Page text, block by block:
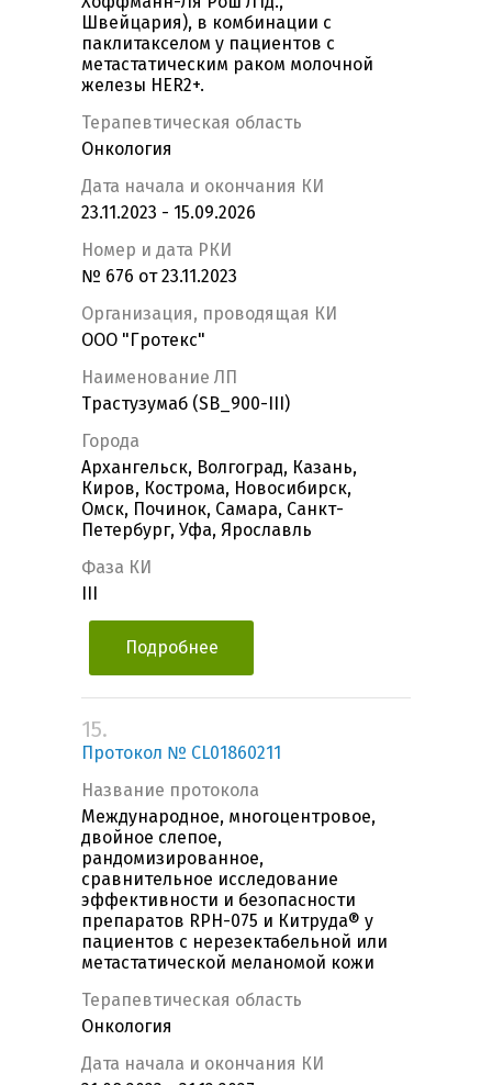
Швейцария), в комбинации с
паклитакселом у пациентов с
метастатическим раком молочной
железы HER2+.
Терапевтическая область
Онкология
Дата начала и окончания КИ
23.11.2023 - 15.09.2026
Номер и дата РКИ
№ 676 от 23.11.2023
Организация, проводящая КИ
ООО "Гротекс"
Наименование ЛП
Трастузумаб (SB_900-III)
Города
Архангельск, Волгоград, Казань,
Киров, Кострома, Новосибирск,
Омск, Починок, Самара, Санкт-
Петербург, Уфа, Ярославль
Фаза КИ
Подробнее
15.
Протокол № CL01860211
Название протокола
Международное, многоцентровое,
двойное слепое,
рандомизированное,
сравнительное исследование
эффективности и безопасности
препаратов RPH-075 и Китруда® у
пациентов с нерезектабельной или
метастатической меланомой кожи
Терапевтическая область
Онкология
Дата начала и окончания КИ